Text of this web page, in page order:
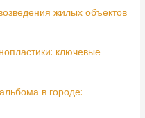
жилых объектов
ключевые
в городе: